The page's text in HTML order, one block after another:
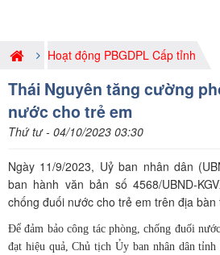
Hoạt động PBGDPL Cấp tỉnh
Thái Nguyên tăng cường
nước cho trẻ em
Thứ tư - 04/10/2023 03:30
Ngày 11/9/2023, Uỷ ban nhân dân
ban hành văn bản số 4568/UBND-
chống đuối nước cho trẻ em trên địa bàn
Để đảm bảo công tác phòng, chống đuối
đạt hiệu quả, Chủ tịch Ủy ban nhân dân